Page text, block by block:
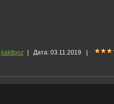
kakttooz | Дата: 03.11.2019
|